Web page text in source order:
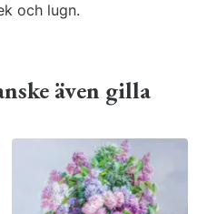
och lugn.
även gilla